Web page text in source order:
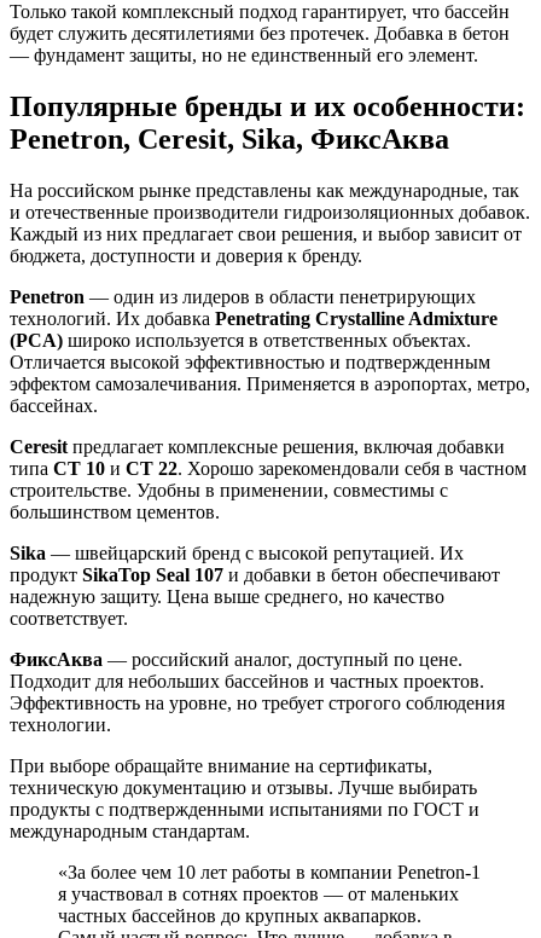
Только такой комплексный подход гарантирует, что бассейн
будет служить десятилетиями без протечек. Добавка в бетон
— фундамент защиты, но не единственный его элемент.
Популярные бренды и их особенности:
Penetron, Ceresit, Sika, ФиксАква
На российском рынке представлены как международные, так
и отечественные производители гидроизоляционных добавок.
Каждый из них предлагает свои решения, и выбор зависит от
бюджета, доступности и доверия к бренду.
Penetron — один из лидеров в области пенетрирующих
технологий. Их добавка Penetrating Crystalline Admixture
(PCA) широко используется в ответственных объектах.
Отличается высокой эффективностью и подтвержденным
эффектом самозалечивания. Применяется в аэропортах, метро,
бассейнах.
Ceresit предлагает комплексные решения, включая добавки
типа CT 10 и CT 22. Хорошо зарекомендовали себя в частном
строительстве. Удобны в применении, совместимы с
большинством цементов.
Sika — швейцарский бренд с высокой репутацией. Их
продукт SikaTop Seal 107 и добавки в бетон обеспечивают
надежную защиту. Цена выше среднего, но качество
соответствует.
ФиксАква — российский аналог, доступный по цене.
Подходит для небольших бассейнов и частных проектов.
Эффективность на уровне, но требует строгого соблюдения
технологии.
При выборе обращайте внимание на сертификаты,
техническую документацию и отзывы. Лучше выбирать
продукты с подтвержденными испытаниями по ГОСТ и
международным стандартам.
«За более чем 10 лет работы в компании Penetron-1
я участвовал в сотнях проектов — от маленьких
частных бассейнов до крупных аквапарков.